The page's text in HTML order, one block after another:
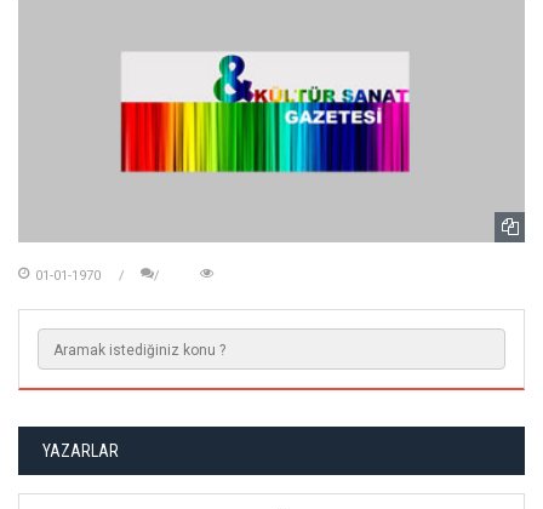
01-01-1970
YAZARLAR